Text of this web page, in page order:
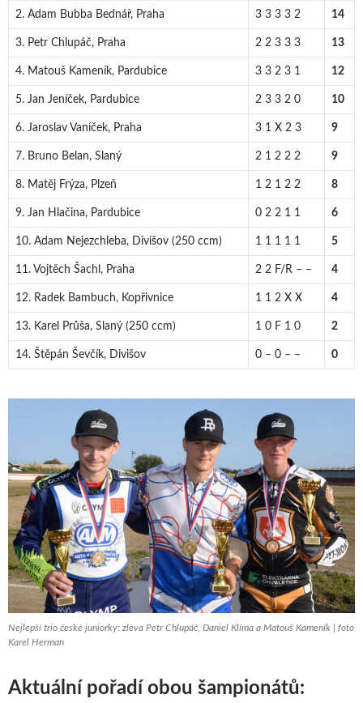
2. Adam Bubba Bednář, Praha 3 3 3 3 2 14
3. Petr Chlupáč, Praha 2 2 3 3 3 13
4. Matouš Kameník, Pardubice 3 3 2 3 1 12
5. Jan Jeníček, Pardubice 2 3 3 2 0 10
6. Jaroslav Vaníček, Praha 3 1 X 2 3 9
7. Bruno Belan, Slaný 2 1 2 2 2 9
8. Matěj Frýza, Plzeň 1 2 1 2 2 8
9. Jan Hlačina, Pardubice 0 2 2 1 1 6
10. Adam Nejezchleba, Divišov (250 ccm) 1 1 1 1 1 5
11. Vojtěch Šachl, Praha 2 2 F/R – – 4
12. Radek Bambuch, Kopřivnice 1 1 2 X X 4
13. Karel Průša, Slaný (250 ccm) 1 0 F 1 0 2
14. Štěpán Ševčík, Divišov 0 – 0 – – 0
Nejlepší trio české juniorky: zleva Petr Chlupáč, Daniel Klíma a Matouš Kameník | foto
Karel Herman
Aktuální pořadí obou šampionátů: